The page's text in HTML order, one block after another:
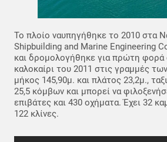
Το πλοίο ναυπηγήθηκε το 2010 στα
Shipbuilding and Marine Engineering
και δρομολογήθηκε για πρώτη φορά
καλοκαίρι του 2011 στις γραμμές
μήκος 145,90μ. και πλάτος 23,2μ.,
25,5 κόμβων και μπορεί να
επιβάτες και 430 οχήματα. Έχει 32
122 κλίνες.